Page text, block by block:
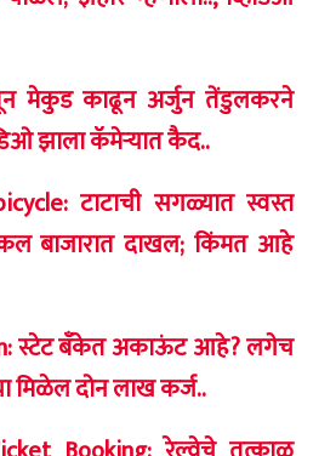
मेकुड काढून अर्जुन तेंडुलकरने
झाला कॅमेऱ्यात कैद..
टाटाची सगळ्यात स्वस्त
बाजारात दाखल; किंमत आहे
स्टेट बँकेत अकाऊंट आहे? लगेच
मिळेल दोन लाख कर्ज..